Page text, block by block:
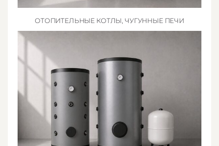
ОТОПИТЕЛЬНЫЕ КОТЛЫ, ЧУГУННЫЕ ПЕЧИ